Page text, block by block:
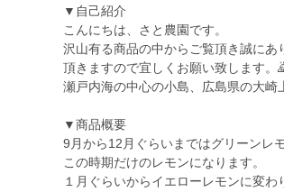
▼自己紹介
こんにちは、さと農園です。
沢山有る商品の中からご覧頂き誠に
頂きますので宜しくお願い致します。
瀬戸内海の中心の小島、広島県の大崎
▼商品概要
9月から12月ぐらいまではグリーンレモ
この時期だけのレモンになります。
１月ぐらいからイエローレモンに変わ